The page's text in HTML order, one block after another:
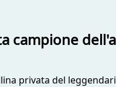
campione
privata del